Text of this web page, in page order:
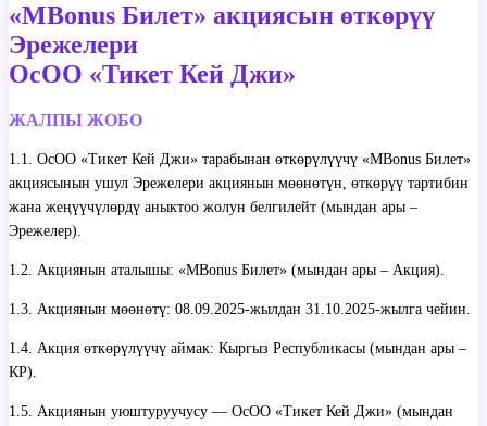
«MBonus Билет» акциясын өткөрүү
Эрежелери
ОсОО «Тикет Кей Джи»
ЖАЛПЫ ЖОБО
1.1. ОсОО «Тикет Кей Джи» тарабынан өткөрүлүүчү «MBonus Билет»
акциясынын ушул Эрежелери акциянын мөөнөтүн, өткөрүү тартибин
жана жеңүүчүлөрдү аныктоо жолун белгилейт (мындан ары –
Эрежелер).
1.2. Акциянын аталышы: «MBonus Билет» (мындан ары – Акция).
1.3. Акциянын мөөнөтү: 08.09.2025-жылдан 31.10.2025-жылга чейин.
1.4. Акция өткөрүлүүчү аймак: Кыргыз Республикасы (мындан ары –
КР).
1.5. Акциянын уюштуруучусу — ОсОО «Тикет Кей Джи» (мындан